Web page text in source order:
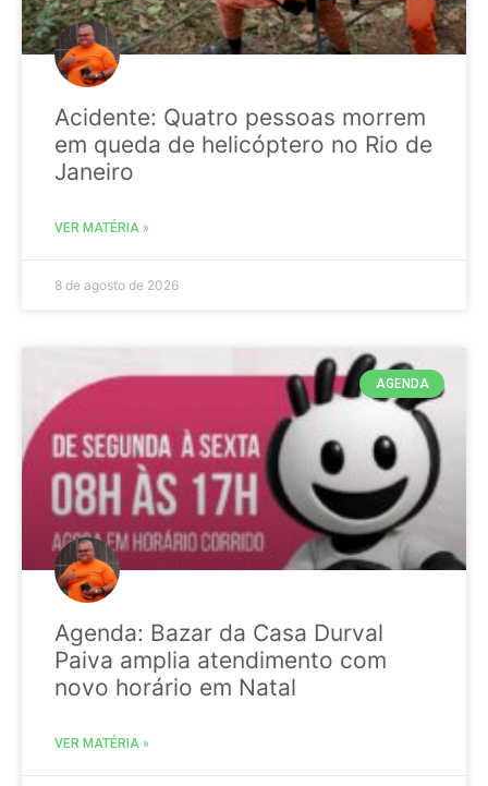
Acidente: Quatro pessoas morrem
em queda de helicóptero no Rio de
Janeiro
VER MATÉRIA »
8 de agosto de 2026
AGENDA
Agenda: Bazar da Casa Durval
Paiva amplia atendimento com
novo horário em Natal
VER MATÉRIA »